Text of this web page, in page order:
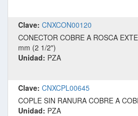
Clave: CNXCON00120
CONECTOR COBRE A ROSCA
mm (2 1/2")
Unidad: PZA
Clave: CNXCPL00645
COPLE SIN RANURA COBRE A
Unidad: PZA